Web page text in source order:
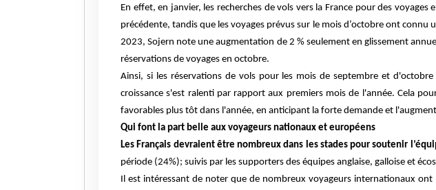
En effet, en janvier, les recherches de vols vers la France pour des
précédente, tandis que les voyages prévus sur le mois d’octobre ont
2023, Sojern note une augmentation de 2 % seulement en glissement
réservations de voyages en octobre.
Ainsi, si les réservations de vols pour les mois de septembre et
croissance s'est ralenti par rapport aux premiers mois de l'année. Cela
favorables plus tôt dans l'année, en anticipant la forte demande et
Qui font la part belle aux voyageurs nationaux et européens
Les Français devraient être nombreux dans les stades pour soutenir
période (24%); suivis par les supporters des équipes anglaise, galloise et
Il est intéressant de noter que de nombreux voyageurs internationaux